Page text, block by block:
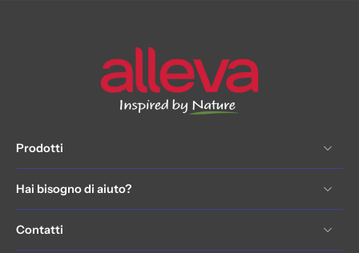
Prodotti
Hai bisogno di aiuto?
Contatti